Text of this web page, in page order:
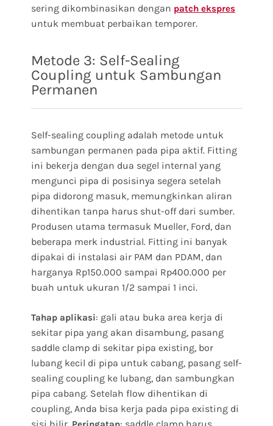
sering dikombinasikan dengan patch ekspres
untuk membuat perbaikan temporer.
Metode 3: Self-Sealing
Coupling untuk Sambungan
Permanen
Self-sealing coupling adalah metode untuk
sambungan permanen pada pipa aktif. Fitting
ini bekerja dengan dua segel internal yang
mengunci pipa di posisinya segera setelah
pipa didorong masuk, memungkinkan aliran
dihentikan tanpa harus shut-off dari sumber.
Produsen utama termasuk Mueller, Ford, dan
beberapa merk industrial. Fitting ini banyak
dipakai di instalasi air PAM dan PDAM, dan
harganya Rp150.000 sampai Rp400.000 per
buah untuk ukuran 1/2 sampai 1 inci.
Tahap aplikasi: gali atau buka area kerja di
sekitar pipa yang akan disambung, pasang
saddle clamp di sekitar pipa existing, bor
lubang kecil di pipa untuk cabang, pasang self-
sealing coupling ke lubang, dan sambungkan
pipa cabang. Setelah flow dihentikan di
coupling, Anda bisa kerja pada pipa existing di